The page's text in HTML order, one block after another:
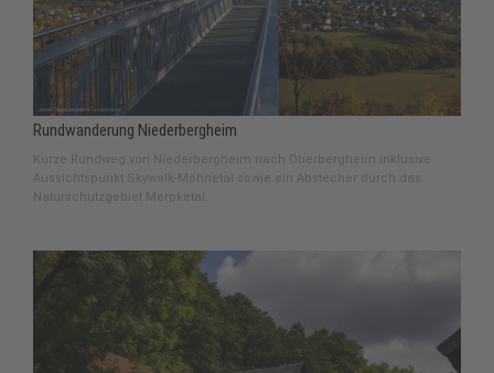
Rundwanderung Niederbergheim
Kurze Rundweg von Niederbergheim nach Oberbergheim inklusive
Aussichtspunkt Skywalk-Möhnetal sowie ein Abstecher durch das
Naturschutzgebiet Merpketal.